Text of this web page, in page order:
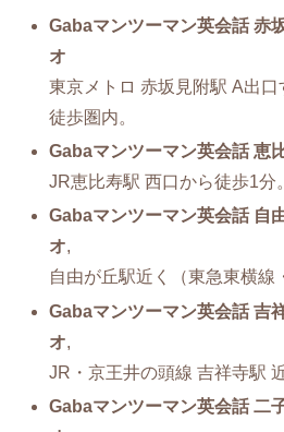
Gabaマンツーマン英会話 赤
オ
東京メトロ 赤坂見附駅 A出
徒歩圏内。
Gabaマンツーマン英会話 恵
JR恵比寿駅 西口から徒歩1分。
Gabaマンツーマン英会話 自
オ,
自由が丘駅近く（東急東横線
Gabaマンツーマン英会話 吉
オ,
JR・京王井の頭線 吉祥寺駅 近
Gabaマンツーマン英会話 二